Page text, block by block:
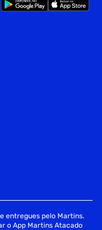
entregues pelo Martins.
o App Martins Atacado